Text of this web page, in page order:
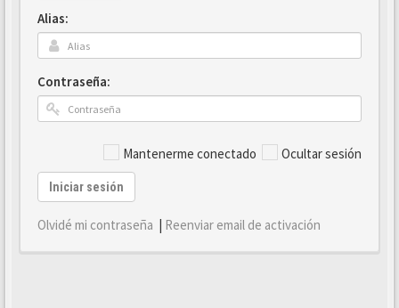
Alias:
Contraseña:
Mantenerme conectado Ocultar sesión
Iniciar sesión
Olvidé mi contraseña | Reenviar email de activación